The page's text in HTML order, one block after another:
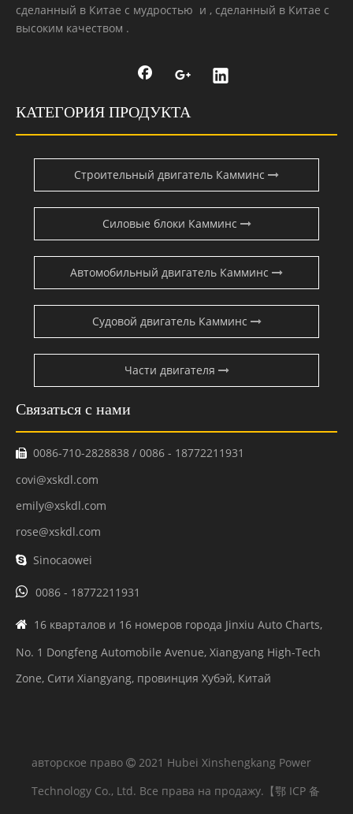
сделанный в Китае с мудростью и , сделанный в Китае с
высоким качеством .
КАТЕГОРИЯ ПРОДУКТА
Строительный двигатель Камминс
Силовые блоки Камминс
Автомобильный двигатель Камминс
Судовой двигатель Камминс
Части двигателя
Связаться с нами
 0086-710-2828838 / 0086 - 18772211931
covi@xskdl.com
emily@xskdl.com
rose@xskdl.com
 Sinocaowei
 0086 - 18772211931
 16 кварталов и 16 номеров города Jinxiu Auto Charts,
No. 1 Dongfeng Automobile Avenue, Xiangyang High-Tech
Zone, Сити Xiangyang, провинция Хубэй, Китай
авторское право  2021 Hubei Xinshengkang Power
Technology Co., Ltd. Все права на продажу. 【鄂 ICP 备